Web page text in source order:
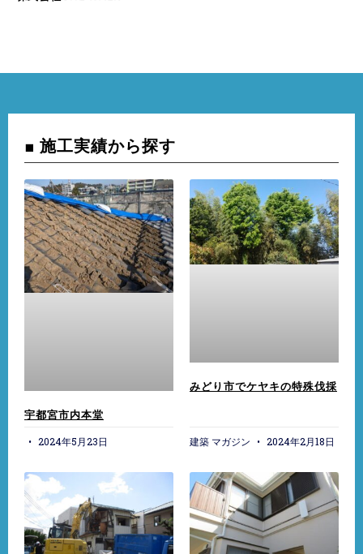
■ 施工実績から探す
宇都宮市内本堂
2024年5月23日
みどり市でケヤキの特殊伐採
建築 マガジン 2024年2月18日